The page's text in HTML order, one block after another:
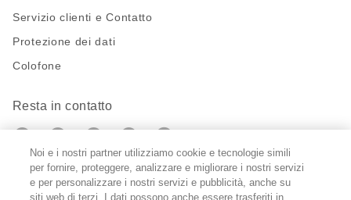
Servizio clienti e Contatto
Protezione dei dati
Colofone
Resta in contatto
https://twitter.com/migros?
https://www.youtube.com/user/
PinterestInstagram
Impostazioni cookie
Noi e i nostri partner utilizziamo cookie e tecnologie simili
per fornire, proteggere, analizzare e migliorare i nostri servizi
e per personalizzare i nostri servizi e pubblicità, anche su
siti web di terzi. I dati possono anche essere trasferiti in